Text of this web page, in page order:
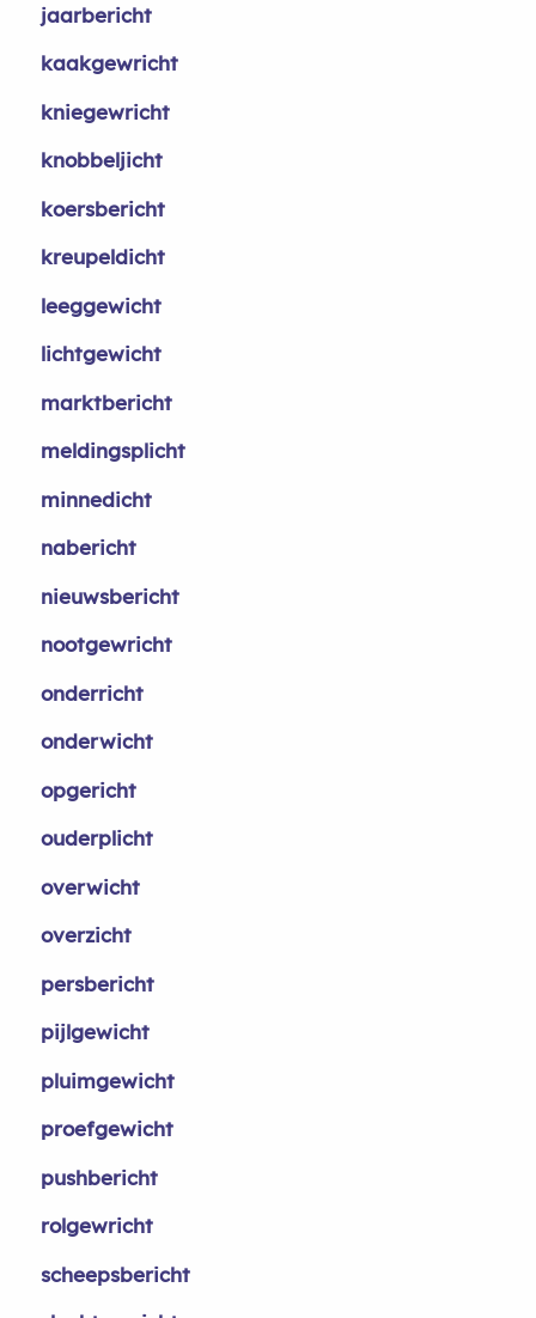
jaarbericht
kaakgewricht
kniegewricht
knobbeljicht
koersbericht
kreupeldicht
leeggewicht
lichtgewicht
marktbericht
meldingsplicht
minnedicht
nabericht
nieuwsbericht
nootgewricht
onderricht
onderwicht
opgericht
ouderplicht
overwicht
overzicht
persbericht
pijlgewicht
pluimgewicht
proefgewicht
pushbericht
rolgewricht
scheepsbericht